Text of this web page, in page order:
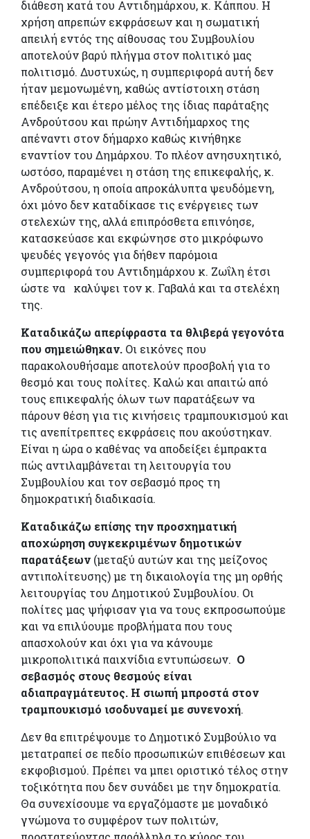
διάθεση κατά του Αντιδημάρχου, κ. Κάππου. Η
χρήση απρεπών εκφράσεων και η σωματική
απειλή εντός της αίθουσας του Συμβουλίου
αποτελούν βαρύ πλήγμα στον πολιτικό μας
πολιτισμό. Δυστυχώς, η συμπεριφορά αυτή δεν
ήταν μεμονωμένη, καθώς αντίστοιχη στάση
επέδειξε και έτερο μέλος της ίδιας παράταξης
Ανδρούτσου και πρώην Αντιδήμαρχος της
απέναντι στον δήμαρχο καθώς κινήθηκε
εναντίον του Δημάρχου. Το πλέον ανησυχητικό,
ωστόσο, παραμένει η στάση της επικεφαλής, κ.
Ανδρούτσου, η οποία απροκάλυπτα ψευδόμενη,
όχι μόνο δεν καταδίκασε τις ενέργειες των
στελεχών της, αλλά επιπρόσθετα επινόησε,
κατασκεύασε και εκφώνησε στο μικρόφωνο
ψευδές γεγονός για δήθεν παρόμοια
συμπεριφορά του Αντιδημάρχου κ. Ζωΐλη έτσι
ώστε να καλύψει τον κ. Γαβαλά και τα στελέχη
της.
Καταδικάζω απερίφραστα τα θλιβερά γεγονότα
που σημειώθηκαν. Οι εικόνες που
παρακολουθήσαμε αποτελούν προσβολή για το
θεσμό και τους πολίτες. Καλώ και απαιτώ από
τους επικεφαλής όλων των παρατάξεων να
πάρουν θέση για τις κινήσεις τραμπουκισμού και
τις ανεπίτρεπτες εκφράσεις που ακούστηκαν.
Είναι η ώρα ο καθένας να αποδείξει έμπρακτα
πώς αντιλαμβάνεται τη λειτουργία του
Συμβουλίου και τον σεβασμό προς τη
δημοκρατική διαδικασία.
Καταδικάζω επίσης την προσχηματική
αποχώρηση συγκεκριμένων δημοτικών
παρατάξεων (μεταξύ αυτών και της μείζονος
αντιπολίτευσης) με τη δικαιολογία της μη ορθής
λειτουργίας του Δημοτικού Συμβουλίου. Οι
πολίτες μας ψήφισαν για να τους εκπροσωπούμε
και να επιλύουμε προβλήματα που τους
απασχολούν και όχι για να κάνουμε
μικροπολιτικά παιχνίδια εντυπώσεων. Ο
σεβασμός στους θεσμούς είναι
αδιαπραγμάτευτος. Η σιωπή μπροστά στον
τραμπουκισμό ισοδυναμεί με συνενοχή.
Δεν θα επιτρέψουμε το Δημοτικό Συμβούλιο να
μετατραπεί σε πεδίο προσωπικών επιθέσεων και
εκφοβισμού. Πρέπει να μπει οριστικό τέλος στην
τοξικότητα που δεν συνάδει με την δημοκρατία.
Θα συνεχίσουμε να εργαζόμαστε με μοναδικό
γνώμονα το συμφέρον των πολιτών,